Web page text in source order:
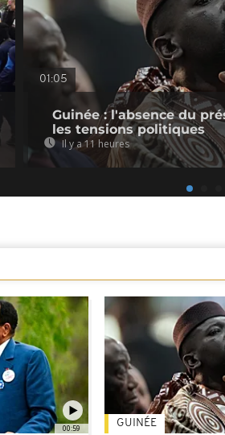
01:05
Guinée : l'absence du
les tensions politiques
Il y a 11 heures
00:59 GUINÉE